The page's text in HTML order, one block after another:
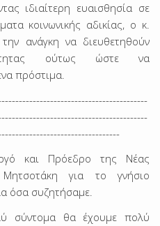
ιδιαίτερη ευαισθησία σε
κοινωνικής αδικίας, ο κ.
ανάγκη να διευθετηθούν
ούτως ώστε να
πρόστιμα.
και Πρόεδρο της Νέας
για το γνήσιο
όσα συζητήσαμε.
σύντομα θα έχουμε πολύ